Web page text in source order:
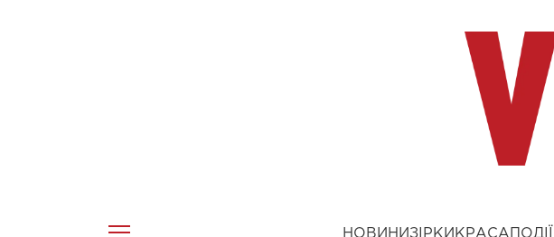
НОВИНИ ЗІРКИ КРАСА ПОДІЇ